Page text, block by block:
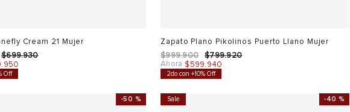
Cream 21 Mujer
$699.930
.950
Off
Zapato Plano Pikolinos Puerto Llano Mujer
$999.900 $799.920
Ahora $599.940
2do con +10% Off
-50 % Sale -40 %